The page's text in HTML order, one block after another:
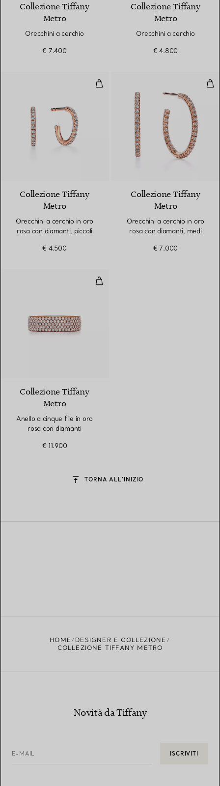
Collezione Tiffany
Metro
Orecchini a cerchio
€ 7.400
Collezione Tiffany
Metro
Orecchini a cerchio
€ 4.800
Orecchini a cerchio in oro rosa
Collezione Tiffany
Metro
Orecchini a cerchio in oro
rosa con diamanti, piccoli
€ 4.500
Collezione Tiffany
Metro
Orecchini a cerchio in oro
rosa con diamanti, medi
€ 7.000
Anello a cinque file in oro rosa
Collezione Tiffany
Metro
Anello a cinque file in oro
rosa con diamanti
€ 11.900
TORNA ALL’INIZIO
HOME
DESIGNER E COLLEZIONE
COLLEZIONE TIFFANY METRO
Novità da Tiffany
E-MAIL ISCRIVITI